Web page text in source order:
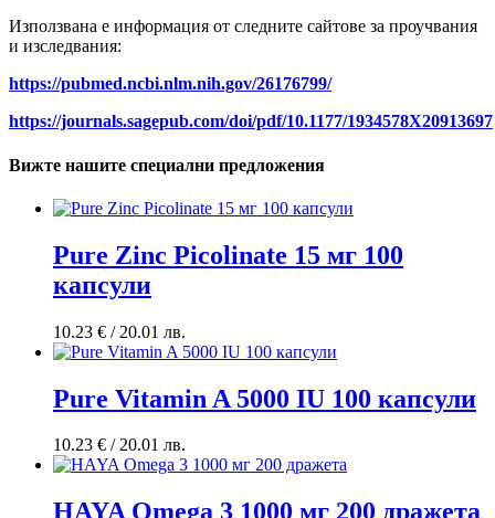
Използвана е информация от следните сайтове за проучвания
и изследвания:
https://pubmed.ncbi.nlm.nih.gov/26176799/
https://journals.sagepub.com/doi/pdf/10.1177/1934578X20913697
Вижте нашите специални предложения
Pure Zinc Picolinate 15 мг 100
капсули
10.23 € / 20.01 лв.
Pure Vitamin A 5000 IU 100 капсули
10.23 € / 20.01 лв.
HAYA Omega 3 1000 мг 200 дражета